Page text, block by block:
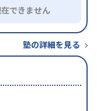
できません
塾の詳細を見る